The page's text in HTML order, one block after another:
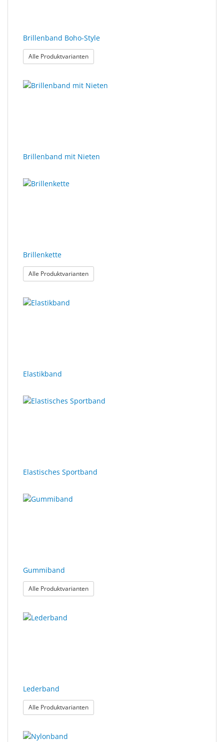
Brillenband Boho-Style
Alle Produktvarianten: Brillenband Boho-Style
Brillenband mit Nieten
Brillenkette
Alle Produktvarianten: Brillenkette
Elastikband
Elastisches Sportband
Gummiband
Alle Produktvarianten: Gummiband
Lederband
Alle Produktvarianten: Lederband